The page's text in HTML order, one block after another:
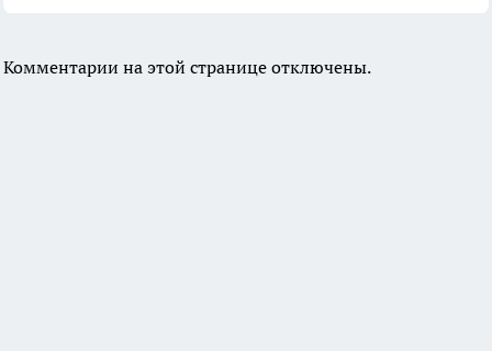
Комментарии на этой странице отключены.